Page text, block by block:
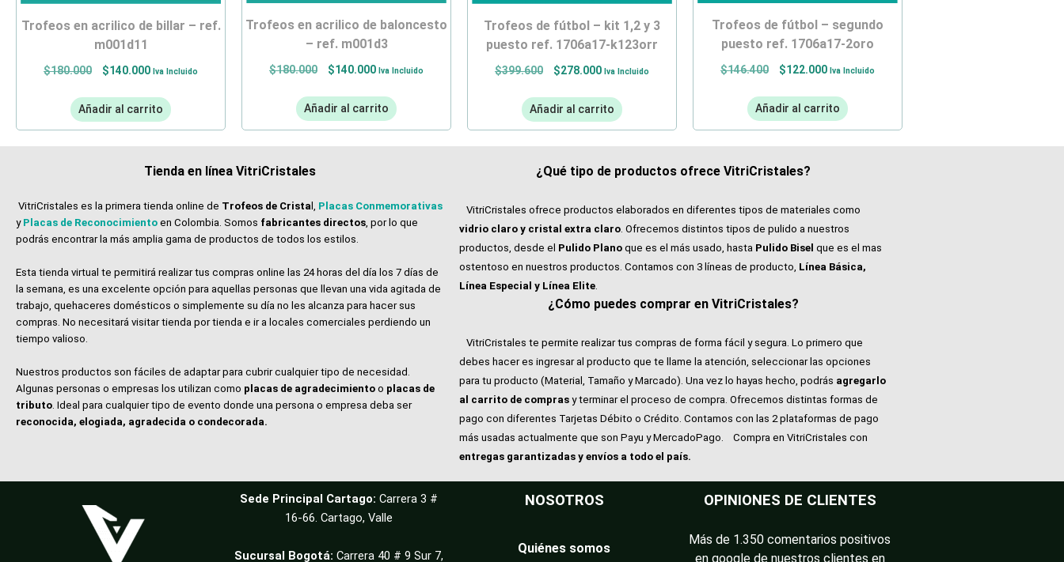
trofeos en acrilico de billar – ref.
m001d11
$180.000 $140.000 Iva Incluido
Añadir al carrito
trofeos en acrilico de baloncesto
– ref. m001d3
$180.000 $140.000 Iva Incluido
Añadir al carrito
trofeos de fútbol – kit 1,2 y 3
puesto ref. 1706a17-k123orr
$399.600 $278.000 Iva Incluido
Añadir al carrito
trofeos de fútbol – segundo
puesto ref. 1706a17-2oro
$146.400 $122.000 Iva Incluido
Añadir al carrito
Tienda en línea VitriCristales
VitriCristales es la primera tienda online de Trofeos de Crista l, Placas Conmemorativas
y Placas de Reconocimiento en Colombia. Somos fabricantes directos, por lo que
podrás encontrar la más amplia gama de productos de todos los estilos.
Esta tienda virtual te permitirá realizar tus compras online las 24 horas del día los 7 días de
la semana, es una excelente opción para aquellas personas que llevan una vida agitada de
trabajo, quehaceres domésticos o simplemente su día no les alcanza para hacer sus
compras. No necesitará visitar tienda por tienda e ir a locales comerciales perdiendo un
tiempo valioso.
Nuestros productos son fáciles de adaptar para cubrir cualquier tipo de necesidad.
Algunas personas o empresas los utilizan como placas de agradecimiento o placas de
tributo. Ideal para cualquier tipo de evento donde una persona o empresa deba ser
reconocida, elogiada, agradecida o condecorada.
¿Qué tipo de productos ofrece VitriCristales?
VitriCristales ofrece productos elaborados en diferentes tipos de materiales como
vidrio claro y cristal extra claro. Ofrecemos distintos tipos de pulido a nuestros
productos, desde el Pulido Plano que es el más usado, hasta Pulido Bisel que es el mas
ostentoso en nuestros productos. Contamos con 3 líneas de producto, Línea Básica,
Línea Especial y Línea Elite.
¿Cómo puedes comprar en VitriCristales?
VitriCristales te permite realizar tus compras de forma fácil y segura. Lo primero que
debes hacer es ingresar al producto que te llame la atención, seleccionar las opciones
para tu producto (Material, Tamaño y Marcado). Una vez lo hayas hecho, podrás agregarlo
al carrito de compras y terminar el proceso de compra. Ofrecemos distintas formas de
pago con diferentes Tarjetas Débito o Crédito. Contamos con las 2 plataformas de pago
más usadas actualmente que son Payu y MercadoPago.
Compra en VitriCristales con
entregas garantizadas y envíos a todo el país.
Sede Principal Cartago: Carrera 3 #
16-66. Cartago, Valle
Sucursal Bogotá: Carrera 40 # 9 Sur 7,
NOSOTROS
Quiénes somos
OPINIONES DE CLIENTES
Más de 1.350 comentarios positivos
en google de nuestros clientes en